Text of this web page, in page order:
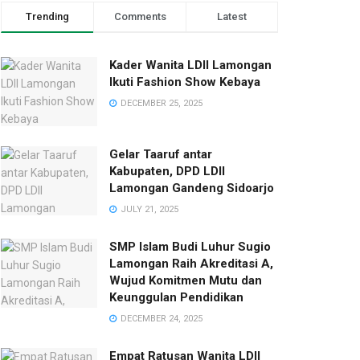
Trending Comments Latest
Kader Wanita LDII Lamongan
Ikuti Fashion Show Kebaya
DECEMBER 25, 2025
Gelar Taaruf antar
Kabupaten, DPD LDII
Lamongan Gandeng Sidoarjo
JULY 21, 2025
SMP Islam Budi Luhur Sugio
Lamongan Raih Akreditasi A,
Wujud Komitmen Mutu dan
Keunggulan Pendidikan
DECEMBER 24, 2025
Empat Ratusan Wanita LDII